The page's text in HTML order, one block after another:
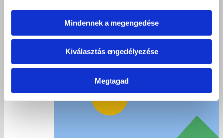
Mindennek a megengedése
Kiválasztás engedélyezése
Megtagad